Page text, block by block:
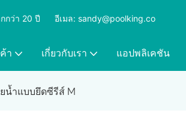
กว่า 20 ปี อีเมล: sandy@poolking.co
า เกี่ยวกับเรา แอปพลิเคชัน
น้ำแบบยึดซีรีส์ M